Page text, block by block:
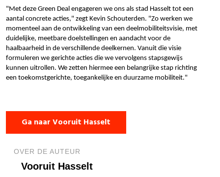
"Met deze Green Deal engageren we ons als stad Hasselt tot een
aantal concrete acties," zegt Kevin Schouterden. "Zo werken we
momenteel aan de ontwikkeling van een deelmobiliteitsvisie, met
duidelijke, meetbare doelstellingen en aandacht voor de
haalbaarheid in de verschillende deelkernen. Vanuit die visie
formuleren we gerichte acties die we vervolgens stapsgewijs
kunnen uitrollen. We zetten hiermee een belangrijke stap richting
een toekomstgerichte, toegankelijke en duurzame mobiliteit."
Ga naar Vooruit Hasselt
OVER DE AUTEUR
Vooruit Hasselt